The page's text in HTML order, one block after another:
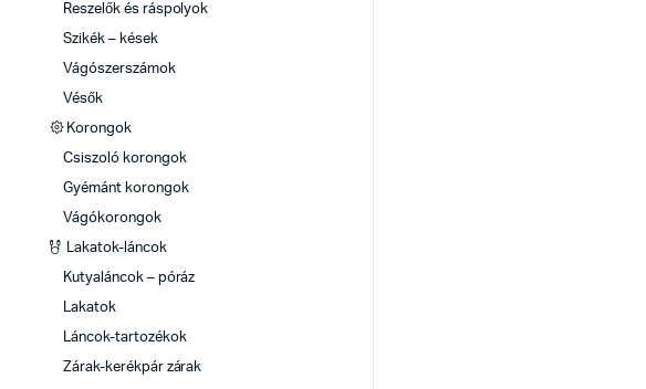
Reszelők és ráspolyok
Szikék – kések
Vágószerszámok
Vésők
Korongok
Csiszoló korongok
Gyémánt korongok
Vágókorongok
Lakatok-láncok
Kutyaláncok – póráz
Lakatok
Láncok-tartozékok
Zárak-kerékpár zárak